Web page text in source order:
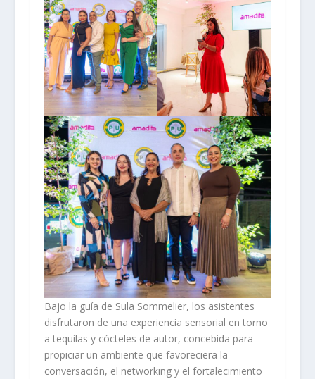
Bajo la guía de Sula Sommelier, los asistentes
disfrutaron de una experiencia sensorial en torno
a tequilas y cócteles de autor, concebida para
propiciar un ambiente que favoreciera la
conversación, el networking y el fortalecimiento